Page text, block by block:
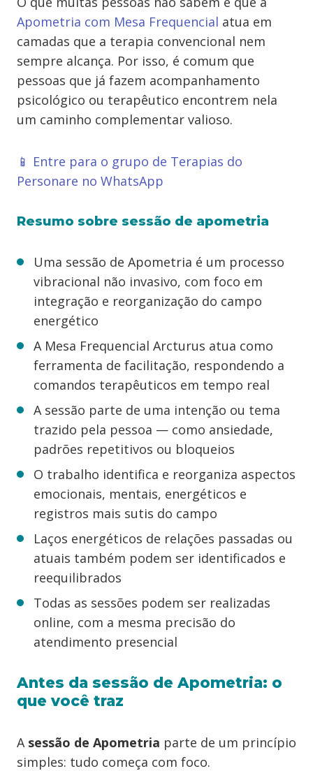
Apometria com Mesa Frequencial atua em
camadas que a terapia convencional nem
sempre alcança. Por isso, é comum que
pessoas que já fazem acompanhamento
psicológico ou terapêutico encontrem nela
um caminho complementar valioso.
📱 Entre para o grupo de Terapias do
Personare no WhatsApp
Resumo sobre sessão de apometria
Uma sessão de Apometria é um processo
vibracional não invasivo, com foco em
integração e reorganização do campo
energético
A Mesa Frequencial Arcturus atua como
ferramenta de facilitação, respondendo a
comandos terapêuticos em tempo real
A sessão parte de uma intenção ou tema
trazido pela pessoa — como ansiedade,
padrões repetitivos ou bloqueios
O trabalho identifica e reorganiza aspectos
emocionais, mentais, energéticos e
registros mais sutis do campo
Laços energéticos de relações passadas ou
atuais também podem ser identificados e
reequilibrados
Todas as sessões podem ser realizadas
online, com a mesma precisão do
atendimento presencial
Antes da sessão de Apometria: o
que você traz
A sessão de Apometria parte de um princípio
simples: tudo começa com foco.